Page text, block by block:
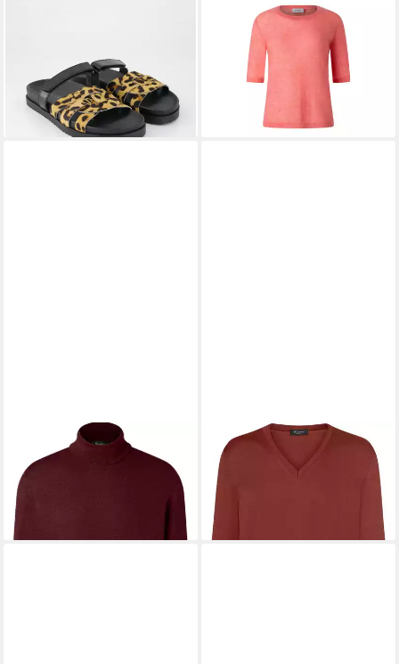
lieferbar - in 3-4 Werktagen bei dir
T-Shirt Maerz Muenchen
376800 T-Shirt Damen
Bekleidung
139,95 €
lieferbar - in 2-3 Werktagen bei dir
MAERZ MUENCHEN
Rollkragenpullover
ab 102,95 €
-31%
lieferbar - in 2-3 Werktagen bei dir
MAERZ MUENCHEN
V-Ausschnitt-Pullover
119,95 €
leider ausverkauft